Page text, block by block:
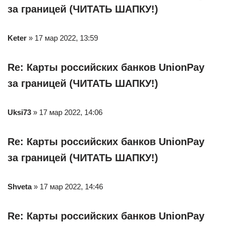
за границей (ЧИТАТЬ ШАПКУ!)
Keter » 17 мар 2022, 13:59
Re: Карты российских банков UnionPay
за границей (ЧИТАТЬ ШАПКУ!)
Uksi73 » 17 мар 2022, 14:06
Re: Карты российских банков UnionPay
за границей (ЧИТАТЬ ШАПКУ!)
Shveta» 17 мар 2022, 14:46
Re: Карты российских банков UnionPay